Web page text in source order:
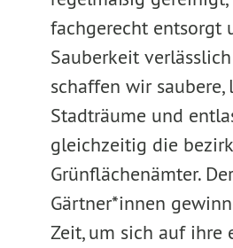
fachgerecht entsorgt
Sauberkeit
schaffen wir saubere,
Stadträume und
gleichzeitig die
Grünflächenämter.
Gärtner*innen
Zeit, um sich auf ihre